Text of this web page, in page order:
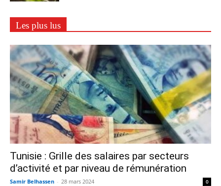
Les plus lus
Tunisie : Grille des salaires par secteurs
d’activité et par niveau de rémunération
Samir Belhassen - 28 mars 2024 0